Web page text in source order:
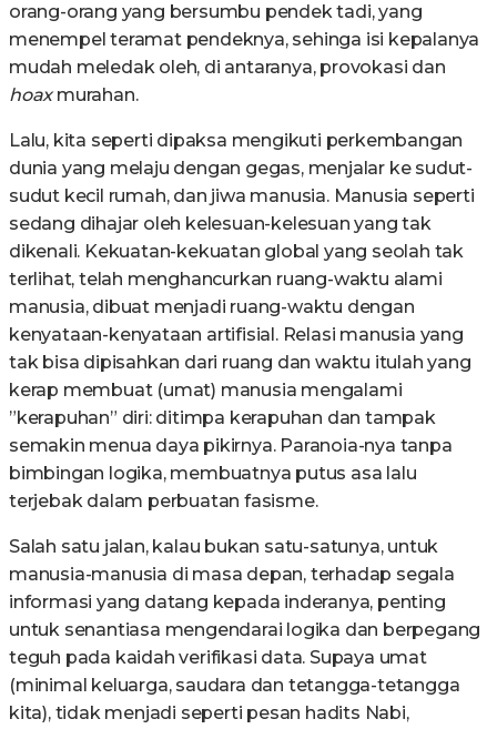
orang-orang yang bersumbu pendek tadi, yang
menempel teramat pendeknya, sehinga isi kepalanya
mudah meledak oleh, di antaranya, provokasi dan
hoaxmurahan.
Lalu, kita seperti dipaksa mengikuti perkembangan
dunia yang melaju dengan gegas, menjalar ke sudut-
sudut kecil rumah, dan jiwa manusia. Manusia seperti
sedang dihajar oleh kelesuan-kelesuan yang tak
dikenali. Kekuatan-kekuatan global yang seolah tak
terlihat, telah menghancurkan ruang-waktu alami
manusia, dibuat menjadi ruang-waktu dengan
kenyataan-kenyataan artifisial. Relasi manusia yang
tak bisa dipisahkan dari ruang dan waktu itulah yang
kerap membuat (umat) manusia mengalami
”kerapuhan” diri: ditimpa kerapuhan dan tampak
semakin menua daya pikirnya. Paranoia-nya tanpa
bimbingan logika, membuatnya putus asa lalu
terjebak dalam perbuatan fasisme.
Salah satu jalan, kalau bukan satu-satunya, untuk
manusia-manusia di masa depan, terhadap segala
informasi yang datang kepada inderanya, penting
untuk senantiasa mengendarai logika dan berpegang
teguh pada kaidah verifikasi data. Supaya umat
(minimal keluarga, saudara dan tetangga-tetangga
kita), tidak menjadi seperti pesan hadits Nabi,